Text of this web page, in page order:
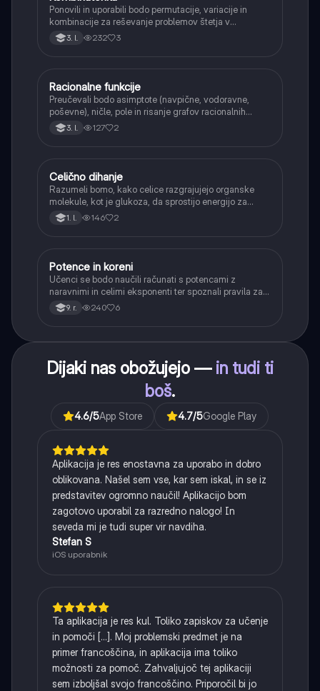
Ponovili in uporabili bodo permutacije, variacije in
kombinacije za reševanje problemov štetja v
verjetnosti.
3. l. 232 3
Matematika
Racionalne funkcije
Preučevali bodo asimptote (navpične, vodoravne,
poševne), ničle, pole in risanje grafov racionalnih
funkcij.
3. l. 127 2
Biologija
Celično dihanje
Razumeli bomo, kako celice razgrajujejo organske
molekule, kot je glukoza, da sprostijo energijo za
svoje delovanje.
1. l. 146 2
Matematika
Potence in koreni
Učenci se bodo naučili računati s potencami z
naravnimi in celimi eksponenti ter spoznali pravila za
računanje z njimi. Obravnavali bodo kvadratne in
kubične korene ter delno korenjenje in racionalizacijo
9. r. 240 6
Dijaki nas obožujejo — in tudi ti
boš.
4.6/5App Store 4.7/5Google Play
Aplikacija je res enostavna za uporabo in dobro
oblikovana. Našel sem vse, kar sem iskal, in se iz
predstavitev ogromno naučil! Aplikacijo bom
zagotovo uporabil za razredno nalogo! In
seveda mi je tudi super vir navdiha.
Stefan S
iOS uporabnik
Ta aplikacija je res kul. Toliko zapiskov za učenje
in pomoči [...]. Moj problemski predmet je na
primer francoščina, in aplikacija ima toliko
možnosti za pomoč. Zahvaljujoč tej aplikaciji
sem izboljšal svojo francoščino. Priporočil bi jo